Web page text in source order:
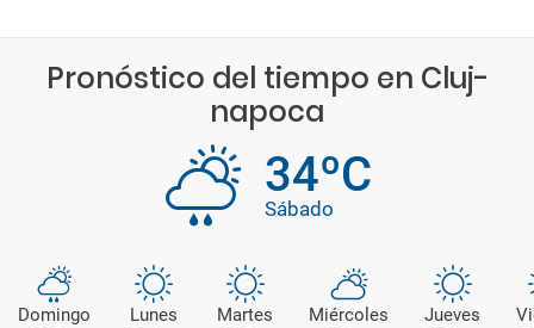
Pronóstico del tiempo en Cluj-
napoca
34ºC
Sábado
Domingo
Lunes
Martes
Miércoles
Jueves